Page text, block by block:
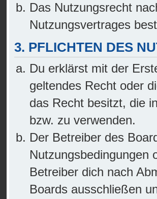
Das Nutzungsrecht
Nutzungsvertrages
3. PFLICHTEN DES
Du erklärst mit der
geltendes Recht oder
das Recht besitzt, die
bzw. zu verwenden.
Der Betreiber des
Nutzungsbedingungen
Betreiber dich nach
Boards ausschließen